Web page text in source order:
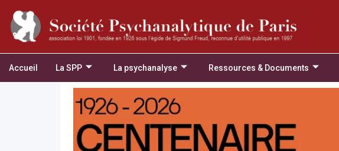
Accueil La SPP La psychanalyse Ressources & Documents